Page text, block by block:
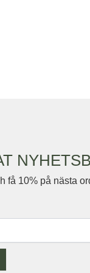
få 10% på nästa